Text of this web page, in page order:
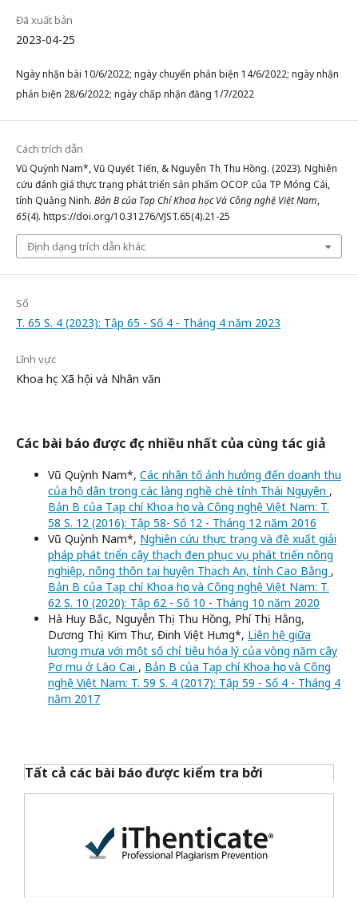
Đã xuất bản
2023-04-25
Ngày nhận bài 10/6/2022; ngày chuyển phản biện 14/6/2022; ngày nhận
phản biện 28/6/2022; ngày chấp nhận đăng 1/7/2022
Cách trích dẫn
Vũ Quỳnh Nam*, Vũ Quyết Tiến, & Nguyễn Thị Thu Hồng. (2023). Nghiên
cứu đánh giá thực trạng phát triển sản phẩm OCOP của TP Móng Cái,
tỉnh Quảng Ninh. Bản B của Tạp Chí Khoa học Và Công nghệ Việt Nam,
65(4). https://doi.org/10.31276/VJST.65(4).21-25
Định dạng trích dẫn khác
Số
T. 65 S. 4 (2023): Tập 65 - Số 4 - Tháng 4 năm 2023
Lĩnh vực
Khoa học Xã hội và Nhân văn
Các bài báo được đọc nhiều nhất của cùng tác giả
Vũ Quỳnh Nam*, Các nhân tố ảnh hưởng đến doanh thu
của hộ dân trong các làng nghề chè tỉnh Thái Nguyên ,
Bản B của Tạp chí Khoa học và Công nghệ Việt Nam: T.
58 S. 12 (2016): Tập 58- Số 12 - Tháng 12 năm 2016
Vũ Quỳnh Nam*, Nghiên cứu thực trạng và đề xuất giải
pháp phát triển cây thạch đen phục vụ phát triển nông
nghiệp, nông thôn tại huyện Thạch An, tỉnh Cao Bằng ,
Bản B của Tạp chí Khoa học và Công nghệ Việt Nam: T.
62 S. 10 (2020): Tập 62 - Số 10 - Tháng 10 năm 2020
Hà Huy Bắc, Nguyễn Thị Thu Hồng, Phí Thị Hằng,
Dương Thị Kim Thư, Đinh Việt Hưng*, Liên hệ giữa
lượng mưa với một số chỉ tiêu hóa lý của vòng năm cây
Pơ mu ở Lào Cai , Bản B của Tạp chí Khoa học và Công
nghệ Việt Nam: T. 59 S. 4 (2017): Tập 59 - Số 4 - Tháng 4
năm 2017
Tất cả các bài báo được kiểm tra bởi